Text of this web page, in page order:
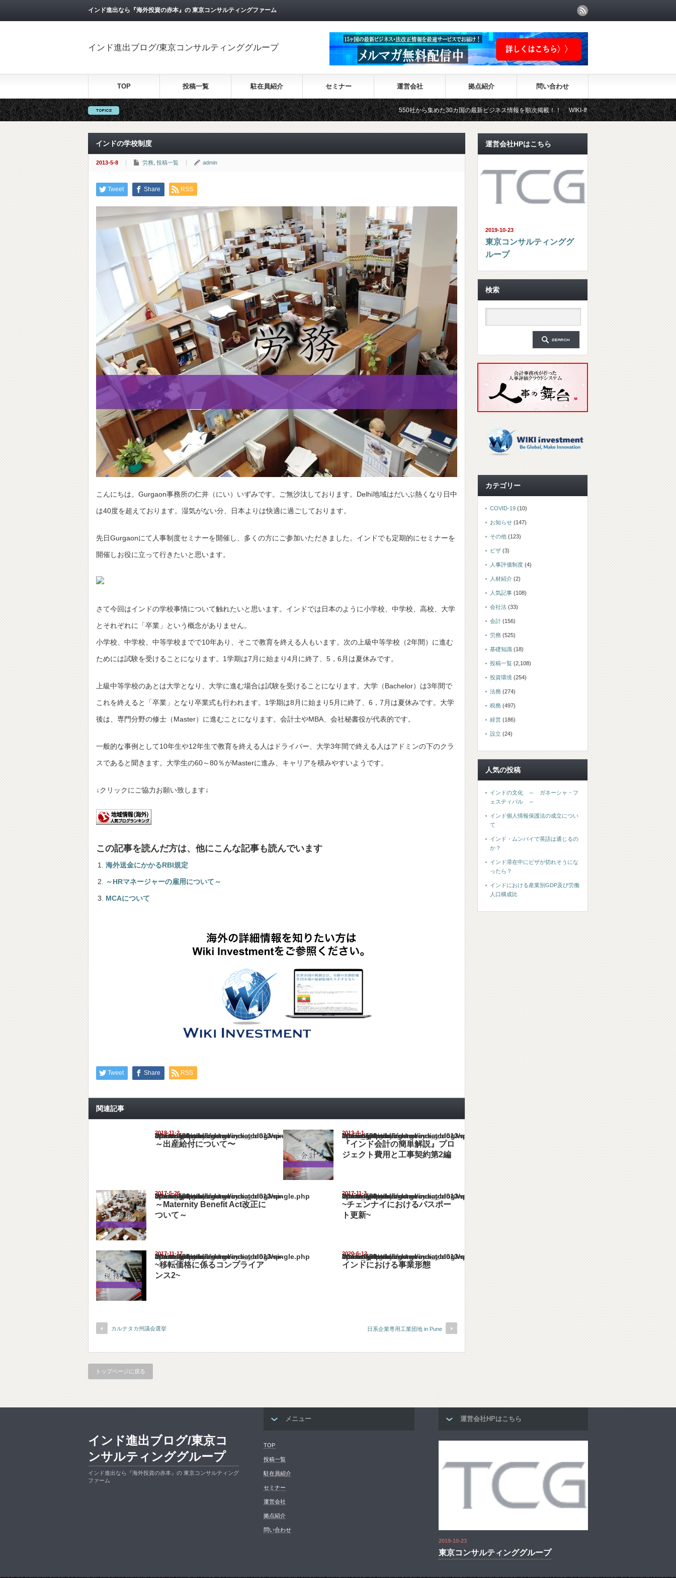
インド進出なら『海外投資の赤本』の 東京コンサルティングファーム
インド進出ブログ/東京コンサルティンググループ
TOP 投稿一覧 駐在員紹介 セミナー 運営会社 拠点紹介 問い合わせ
550社から集めた30カ国の最新ビジネス情報を順次掲載！！ WIKI-INVESTMENTはこちらから！
インドの学校制度
2013-5-8 労務 投稿一覧 admin
Tweet Share RSS
こんにちは。Gurgaon事務所の仁井（にい）いずみです。ご無沙汰しております。Delhi地域はだいぶ熱くなり日中
は40度を超えております。湿気がない分、日本よりは快適に過ごしております。
先日Gurgaonにて人事制度セミナーを開催し、多くの方にご参加いただきました。インドでも定期的にセミナーを
開催しお役に立って行きたいと思います。
さて今回はインドの学校事情について触れたいと思います。インドでは日本のように小学校、中学校、高校、大学
とそれぞれに「卒業」という概念がありません。
小学校、中学校、中等学校までで10年あり、そこで教育を終える人もいます。次の上級中等学校（2年間）に進む
ためには試験を受けることになります。1学期は7月に始まり4月に終了、5，6月は夏休みです。
上級中等学校のあとは大学となり、大学に進む場合は試験を受けることになります。大学（Bachelor）は3年間で
これを終えると「卒業」となり卒業式も行われます。1学期は8月に始まり5月に終了、6，7月は夏休みです。大学
後は、専門分野の修士（Master）に進むことになります。会計士やMBA、会社秘書役が代表的です。
一般的な事例として10年生や12年生で教育を終える人はドライバー、大学3年間で終える人はアドミンの下のクラ
スであると聞きます。大学生の60～80％がMasterに進み、キャリアを積みやすいようです。
↓クリックにご協力お願い致します↓
この記事を読んだ方は、他にこんな記事も読んでいます
海外送金にかかるRBI規定
～HRマネージャーの雇用について～
MCAについて
Tweet Share RSS
関連記事
2018-11-2
Warning
: Undefined array key "show_category" in
/home/netst/kuno-cpa.co.jp/public_html/india_blog/wp-content/themes/gorgeous_tcd013/single.php
on line183
～出産給付について〜
2013-4-1
Warning
: Undefined array key "show_category" in
/home/netst/kuno-cpa.co.jp/public_html/india_blog/wp-content/themes/gorgeous_tcd013/single.php
on line183
『インド会計の簡単解説』プロ
ジェクト費用と工事契約第2編
2017-5-26
Warning
: Undefined array key "show_category" in
/home/netst/kuno-cpa.co.jp/public_html/india_blog/wp-content/themes/gorgeous_tcd013/single.php
on line183
～Maternity Benefit Act改正に
ついて～
2017-11-3
Warning
: Undefined array key "show_category" in
/home/netst/kuno-cpa.co.jp/public_html/india_blog/wp-content/themes/gorgeous_tcd013/single.php
on line183
~チェンナイにおけるパスポー
ト更新~
2017-11-17
Warning
: Undefined array key "show_category" in
/home/netst/kuno-cpa.co.jp/public_html/india_blog/wp-content/themes/gorgeous_tcd013/single.php
on line183
~移転価格に係るコンプライア
ンス2~
2020-6-12
Warning
: Undefined array key "show_category" in
/home/netst/kuno-cpa.co.jp/public_html/india_blog/wp-content/themes/gorgeous_tcd013/single.php
on line183
インドにおける事業形態
カルナタカ州議会選挙 日系企業専用工業団地 in Pune
トップページに戻る
運営会社HPはこちら
2019-10-23
東京コンサルティンググ
ループ
検索
カテゴリー
COVID-19 (10)
お知らせ (147)
その他 (123)
ビザ (3)
人事評価制度 (4)
人材紹介 (2)
人気記事 (108)
会社法 (33)
会計 (156)
労務 (525)
基礎知識 (18)
投稿一覧 (2,108)
投資環境 (254)
法務 (274)
税務 (497)
経営 (186)
設立 (24)
人気の投稿
インドの文化 ～ ガネーシャ・フ
ェスティバル ～
インド個人情報保護法の成立につい
て
インド・ムンバイで英語は通じるの
か？
インド滞在中にビザが切れそうにな
ったら？
インドにおける産業別GDP及び労働
人口構成比
メニュー
TOP
投稿一覧
駐在員紹介
セミナー
運営会社
拠点紹介
問い合わせ
運営会社HPはこちら
2019-10-23
東京コンサルティンググループ
インド進出ブログ/東京コ
ンサルティンググループ
インド進出なら『海外投資の赤本』の 東京コンサルティング
ファーム